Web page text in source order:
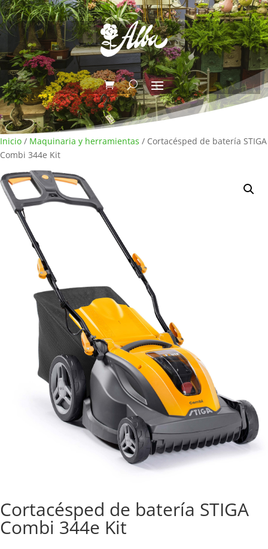
Inicio / Maquinaria y herramientas / Cortacésped de batería STIGA
Combi 344e Kit
Cortacésped de batería STIGA
Combi 344e Kit